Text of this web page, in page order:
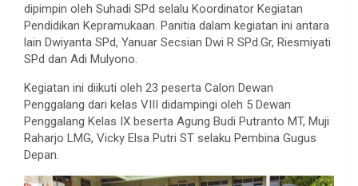
dipimpin oleh Suhadi SPd selalu Koordinator Kegiatan
Pendidikan Kepramukaan. Panitia dalam kegiatan ini antara
lain Dwiyanta SPd, Yanuar Secsian Dwi R SPd.Gr, Riesmiyati
SPd dan Adi Mulyono.
Kegiatan ini diikuti oleh 23 peserta Calon Dewan
Penggalang dari kelas VIII didampingi oleh 5 Dewan
Penggalang Kelas IX beserta Agung Budi Putranto MT, Muji
Raharjo LMG, Vicky Elsa Putri ST selaku Pembina Gugus
Depan.